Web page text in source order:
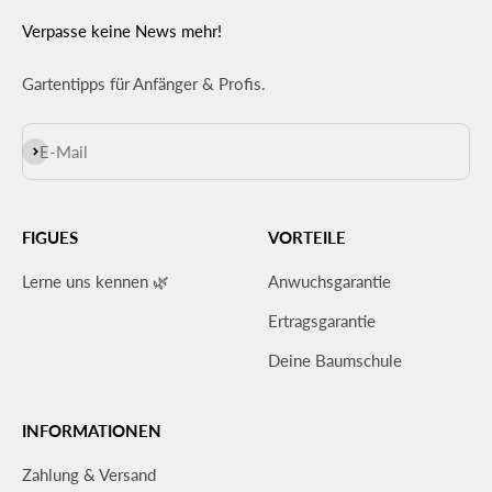
Verpasse keine News mehr!
Gartentipps für Anfänger & Profis.
E-Mail
Abonnieren
FIGUES
Lerne uns kennen 🌿
VORTEILE
Anwuchsgarantie
Ertragsgarantie
Deine Baumschule
INFORMATIONEN
Zahlung & Versand